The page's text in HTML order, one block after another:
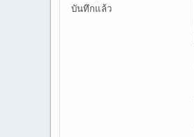
บันทึกแล้ว